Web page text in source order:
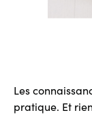
Les
pratique. Et